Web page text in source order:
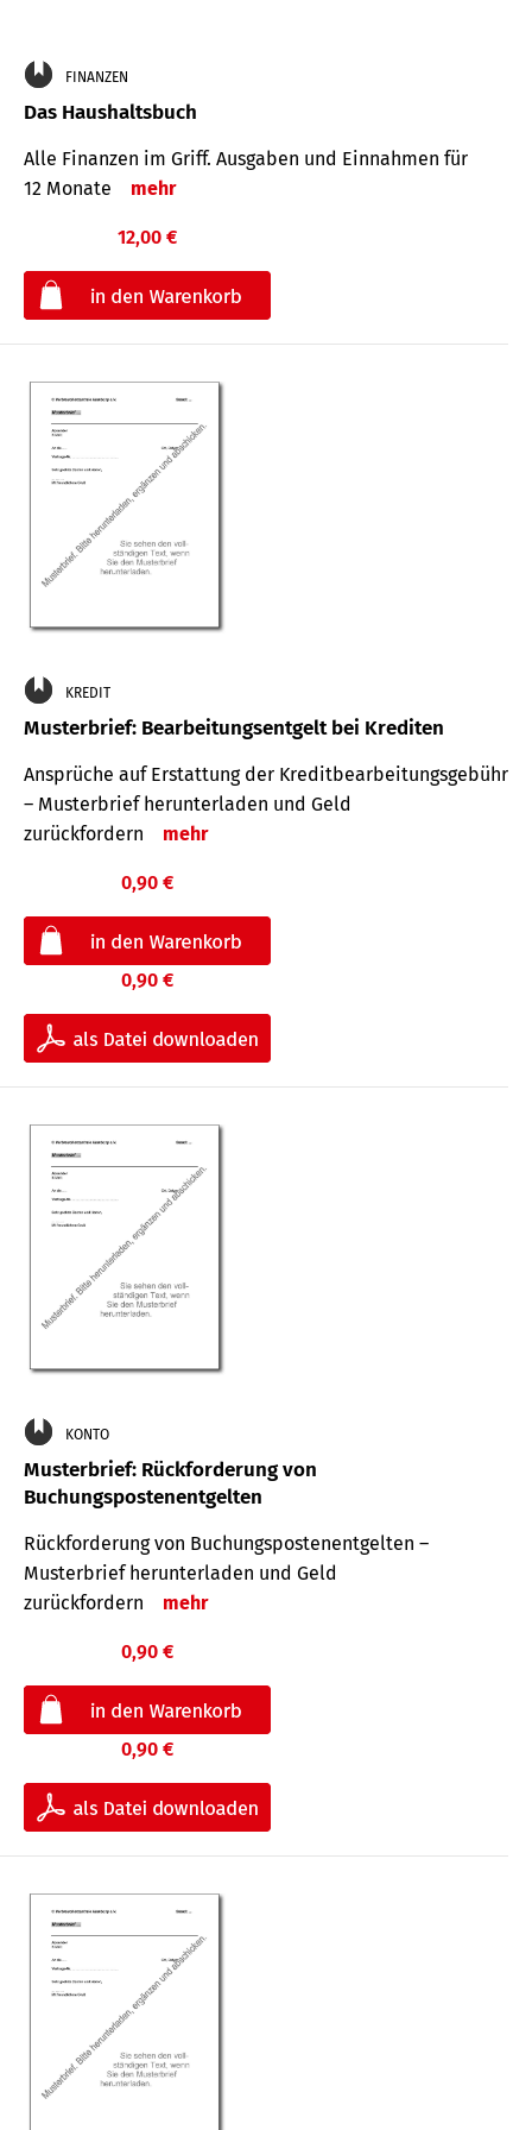
FINANZEN
Das Haushaltsbuch
Alle Finanzen im Griff. Aus­gaben und Ein­nahmen für
12 Monate
mehr
12,00 €
KREDIT
Musterbrief: Bearbeitungsentgelt bei Krediten
Ansprüche auf Erstattung der Kreditbearbeitungsgebühr
– Musterbrief herunterladen und Geld
zurückfordern
mehr
0,90 €
0,90 €
KONTO
Musterbrief: Rückforderung von
Buchungspostenentgelten
Rückforderung von Buchungspostenentgelten –
Musterbrief herunterladen und Geld
zurückfordern
mehr
0,90 €
0,90 €